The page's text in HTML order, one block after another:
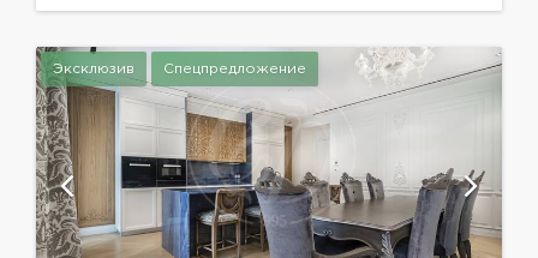
Эксклюзив Спецпредложение